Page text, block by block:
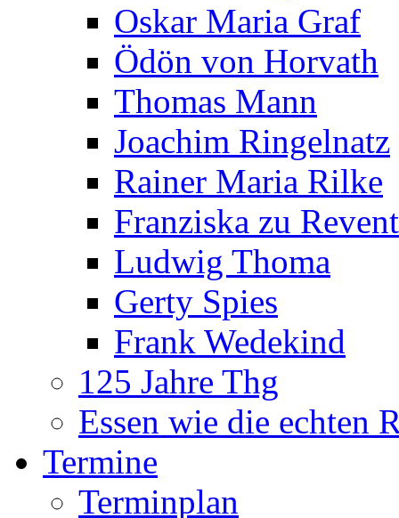
Oskar Maria Graf
Ödön von Horvath
Thomas Mann
Joachim Ringelnatz
Rainer Maria Rilke
Franziska zu
Ludwig Thoma
Gerty Spies
Frank Wedekind
125 Jahre Thg
Essen wie die echten
Termine
Terminplan